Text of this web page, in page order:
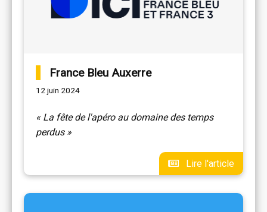
France Bleu Auxerre
12 juin 2024
« La fête de l'apéro au domaine des temps
perdus »
Lire l'article